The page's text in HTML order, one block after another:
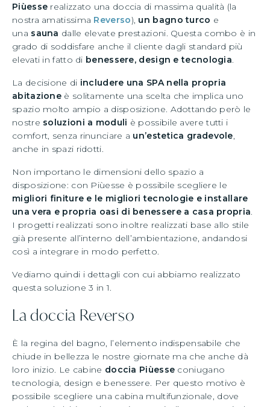
Piùesse realizzato una doccia di massima qualità (la
nostra amatissima Reverso), un bagno turco e
una sauna dalle elevate prestazioni. Questa combo è in
grado di soddisfare anche il cliente dagli standard più
elevati in fatto di benessere, design e tecnologia.
La decisione di includere una SPA nella propria
abitazione è solitamente una scelta che implica uno
spazio molto ampio a disposizione. Adottando però le
nostre soluzioni a moduli è possibile avere tutti i
comfort, senza rinunciare a un’estetica gradevole,
anche in spazi ridotti.
Non importano le dimensioni dello spazio a
disposizione: con Piùesse è possibile scegliere le
migliori finiture e le migliori tecnologie e installare
una vera e propria oasi di benessere a casa propria.
I progetti realizzati sono inoltre realizzati base allo stile
già presente all’interno dell’ambientazione, andandosi
così a integrare in modo perfetto.
Vediamo quindi i dettagli con cui abbiamo realizzato
questa soluzione 3 in 1.
La doccia Reverso
È la regina del bagno, l’elemento indispensabile che
chiude in bellezza le nostre giornate ma che anche dà
loro inizio. Le cabine doccia Piùesse coniugano
tecnologia, design e benessere. Per questo motivo è
possibile scegliere una cabina multifunzionale, dove